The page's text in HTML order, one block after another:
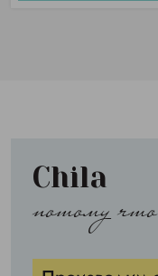
Chila
потому